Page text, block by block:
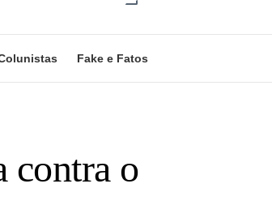
Fake e Fatos
contra o